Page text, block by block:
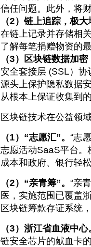
信任问题。此外，将
（2）链上追踪，极
在链上记录并存储相
了解每笔捐赠物资的
（3）区块链数据加
安全套接层 (SSL）协
源头上保护隐私数据
从根本上保证收集到
区块链技术在公益领
（1）“志愿汇”。 “志
志愿活动SaaS平台。
成本和政府、银行轻
（2）“亲青筹”。 “亲
医，实施范围已覆盖
区块链筹款存证系统
（3）浙江省血液中心
链安全芯片的献血卡